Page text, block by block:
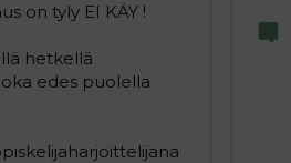
on tyly EI KÄY !
hetkellä
edes puolella